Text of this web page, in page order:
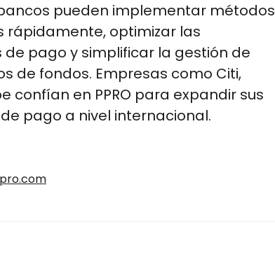
pueden implementar métodos
rápidamente, optimizar las
de pago y simplificar la gestión de
de fondos. Empresas como Citi,
confían en PPRO para expandir sus
pago a nivel internacional​​.